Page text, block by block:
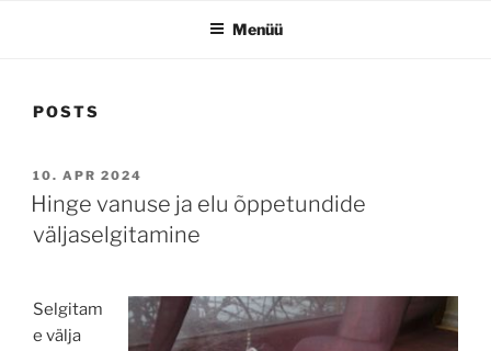
Menüü
POSTS
POSTED
ON
10. APR 2024
Hinge vanuse ja elu õppetundide
väljaselgitamine
Selgitam
e välja